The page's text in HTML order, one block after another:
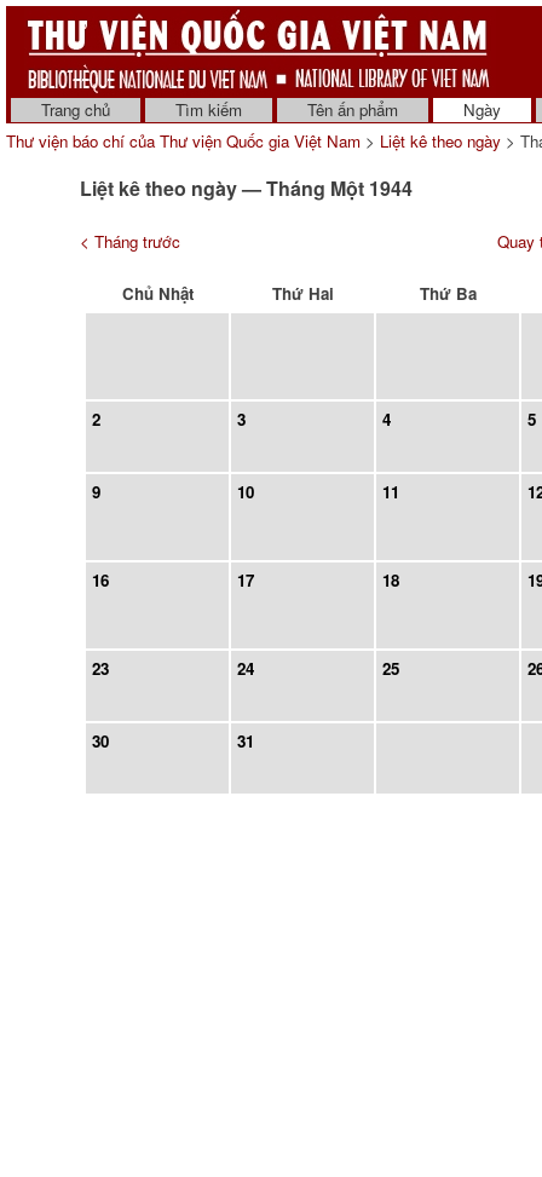
Trang chủ Tìm kiếm Tên ấn phẩm
Ngày
Thư viện báo chí của Thư viện Quốc gia Việt Nam > Liệt kê theo ngày >
Liệt kê theo ngày — Tháng Một 1944
< Tháng trước Quay
Chủ Nhật Thứ Hai Thứ Ba
2 3 4 5
9 10 11
16 17 18
23 24 25
30 31